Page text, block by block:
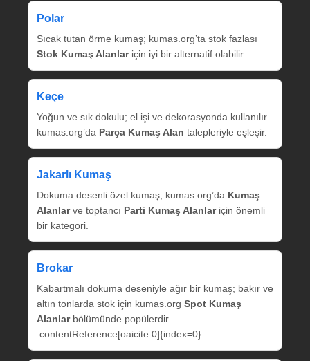
Polar
Sıcak tutan örme kumaş; kumas.org’ta stok fazlası
Stok Kumaş Alanlariçin iyi bir alternatif olabilir.
Keçe
Yoğun ve sık dokulu; el işi ve dekorasyonda kullanılır.
kumas.org’da Parça Kumaş Alan talepleriyle eşleşir.
Jakarlı Kumaş
Dokuma desenli özel kumaş; kumas.org’da Kumaş
Alanlarve toptancı Parti Kumaş Alanlariçin önemli
bir kategori.
Brokar
Kabartmalı dokuma deseniyle ağır bir kumaş; bakır ve
altın tonlarda stok için kumas.org Spot Kumaş
Alanlarbölümünde popülerdir.
:contentReference[oaicite:0]{index=0}